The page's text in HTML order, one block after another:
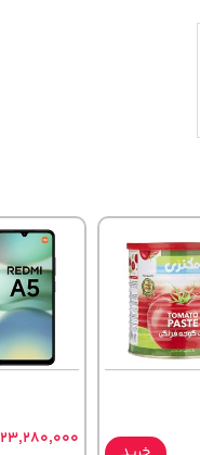
23,280,000